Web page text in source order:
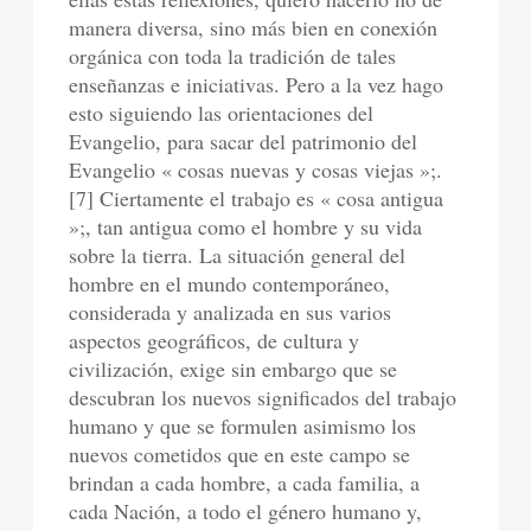
manera diversa, sino más bien en conexión
orgánica con toda la tradición de tales
enseñanzas e iniciativas. Pero a la vez hago
esto siguiendo las orientaciones del
Evangelio, para sacar del patrimonio del
Evangelio « cosas nuevas y cosas viejas »;.
[7] Ciertamente el trabajo es « cosa antigua
»;, tan antigua como el hombre y su vida
sobre la tierra. La situación general del
hombre en el mundo contemporáneo,
considerada y analizada en sus varios
aspectos geográficos, de cultura y
civilización, exige sin embargo que se
descubran los nuevos significados del trabajo
humano y que se formulen asimismo los
nuevos cometidos que en este campo se
brindan a cada hombre, a cada familia, a
cada Nación, a todo el género humano y,